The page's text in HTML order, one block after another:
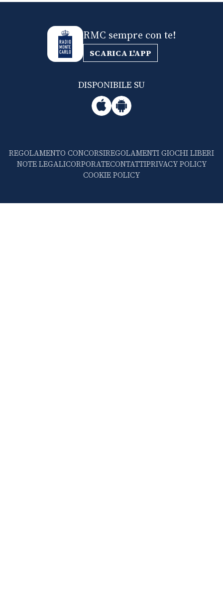
RMC sempre con te!
SCARICA L'APP
DISPONIBILE SU
REGOLAMENTO CONCORSIREGOLAMENTI GIOCHI LIBERI
NOTE LEGALICORPORATECONTATTIPRIVACY POLICY
COOKIE POLICY